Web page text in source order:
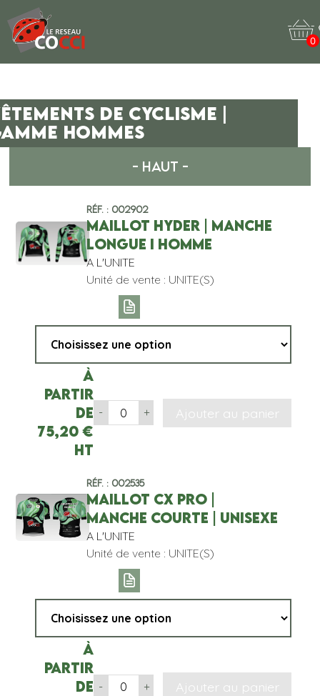
0
DE CYCLISME |
HOMMES
- HAUT -
Réf. : 002902
MAILLOT HYDER | MANCHE
LONGUE I HOMME
A L'UNITE
Unité de vente : UNITE(S)
À
partir
de
75,20 €
HT
- + Ajouter au panier
Réf. : 002535
MAILLOT CX PRO |
MANCHE COURTE | UNISEXE
A L'UNITE
Unité de vente : UNITE(S)
À
partir
de - + Ajouter au panier